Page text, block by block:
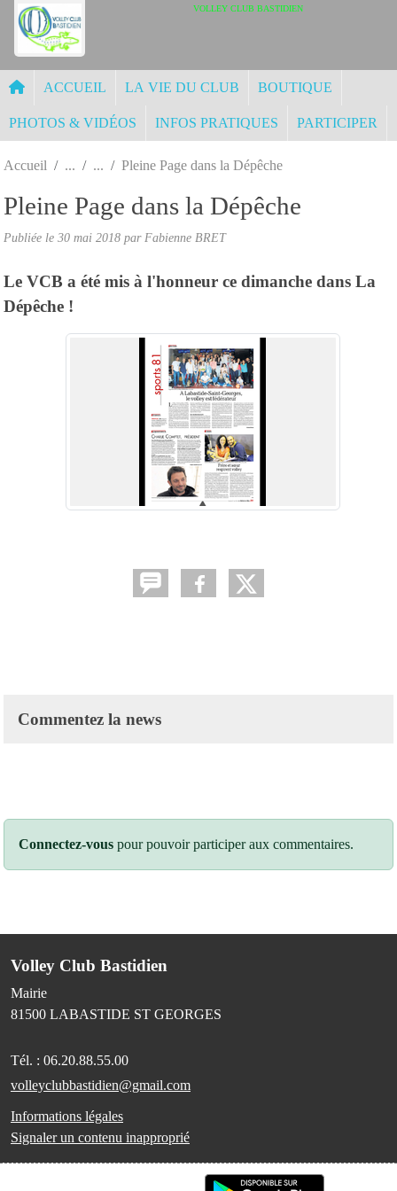
VOLLEY CLUB BASTIDIEN
ACCUEIL LA VIE DU CLUB BOUTIQUE
PHOTOS & VIDÉOS INFOS PRATIQUES PARTICIPER
Accueil Pleine Page dans la Dépêche
Pleine Page dans la Dépêche
Publiée le 30 mai 2018 par Fabienne BRET
Le VCB a été mis à l'honneur ce dimanche dans La
Dépêche !
Commentez la news
Connectez-vous pour pouvoir participer aux commentaires.
Volley Club Bastidien
Mairie
81500 LABASTIDE ST GEORGES
Tél. : 06.20.88.55.00
volleyclubbastidien@gmail.com
Informations légales
Signaler un contenu inapproprié
Panneau de gestion des cookies